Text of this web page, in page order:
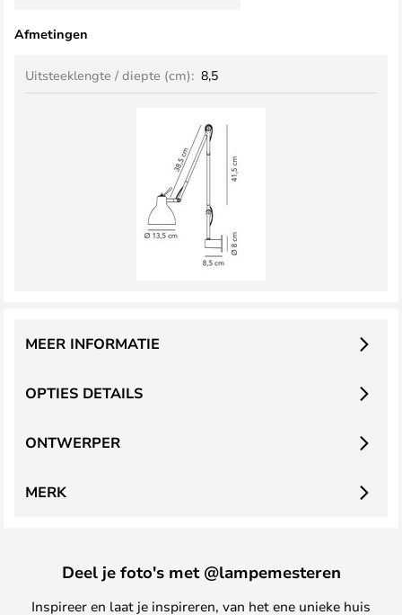
Afmetingen
Uitsteeklengte / diepte (cm): 8,5
OPTIES DETAILS
MEER INFORMATIE
ONTWERPER
MERK
Deel je foto's met @lampemesteren
Inspireer en laat je inspireren, van het ene unieke huis